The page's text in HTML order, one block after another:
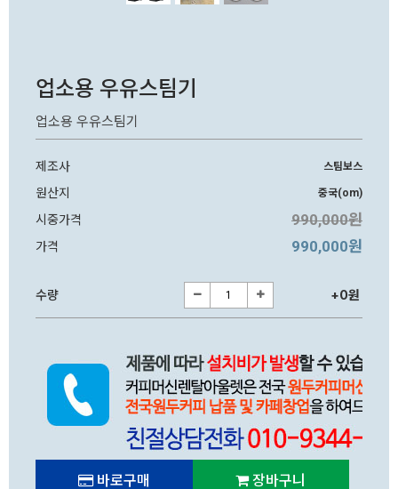
업소용 우유스팀기
업소용 우유스팀기
제조사 스팀보스
원산지 중국(om)
시중가격 990,000원
가격 990,000원
수량 +0원
바로구매 장바구니